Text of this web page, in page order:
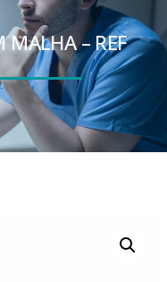
MALHA – REF